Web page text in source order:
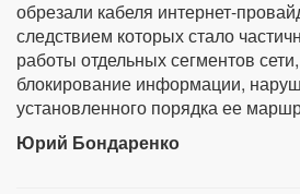
обрезали кабеля интернет-
следствием которых стало
работы отдельных сегментов
блокирование информации,
установленного порядка ее
Юрий Бондаренко